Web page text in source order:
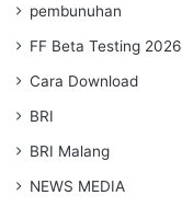
pembunuhan
FF Beta Testing 2026
Cara Download
BRI
BRI Malang
NEWS MEDIA